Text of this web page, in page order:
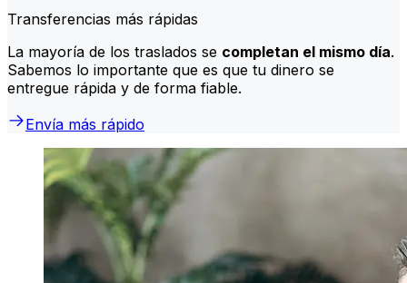
Transferencias más rápidas
La mayoría de los traslados se completan el mismo día.
Sabemos lo importante que es que tu dinero se
entregue rápida y de forma fiable.
Envía más rápido